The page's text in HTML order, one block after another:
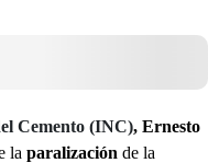
Cemento (INC), Ernesto
la paralización de la